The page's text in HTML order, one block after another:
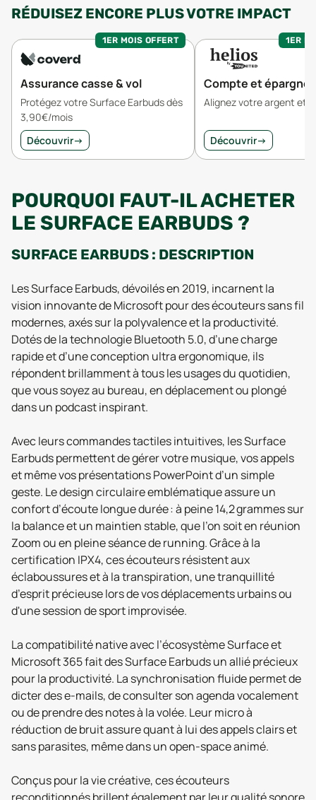
RÉDUISEZ ENCORE PLUS VOTRE IMPACT
1ER MOIS OFFERT
Assurance casse & vol
Protégez votre Surface Earbuds dès
3,90€/mois
Découvrir→
1ER
Compte et épargne
Alignez votre argent et
Découvrir→
POURQUOI FAUT-IL ACHETER
LE SURFACE EARBUDS ?
SURFACE EARBUDS : DESCRIPTION
Les Surface Earbuds, dévoilés en 2019, incarnent la
vision innovante de Microsoft pour des écouteurs sans fil
modernes, axés sur la polyvalence et la productivité.
Dotés de la technologie Bluetooth 5.0, d’une charge
rapide et d’une conception ultra ergonomique, ils
répondent brillamment à tous les usages du quotidien,
que vous soyez au bureau, en déplacement ou plongé
dans un podcast inspirant.
Avec leurs commandes tactiles intuitives, les Surface
Earbuds permettent de gérer votre musique, vos appels
et même vos présentations PowerPoint d’un simple
geste. Le design circulaire emblématique assure un
confort d’écoute longue durée : à peine 14,2 grammes sur
la balance et un maintien stable, que l’on soit en réunion
Zoom ou en pleine séance de running. Grâce à la
certification IPX4, ces écouteurs résistent aux
éclaboussures et à la transpiration, une tranquillité
d’esprit précieuse lors de vos déplacements urbains ou
d'une session de sport improvisée.
La compatibilité native avec l’écosystème Surface et
Microsoft 365 fait des Surface Earbuds un allié précieux
pour la productivité. La synchronisation fluide permet de
dicter des e-mails, de consulter son agenda vocalement
ou de prendre des notes à la volée. Leur micro à
réduction de bruit assure quant à lui des appels clairs et
sans parasites, même dans un open-space animé.
Conçus pour la vie créative, ces écouteurs